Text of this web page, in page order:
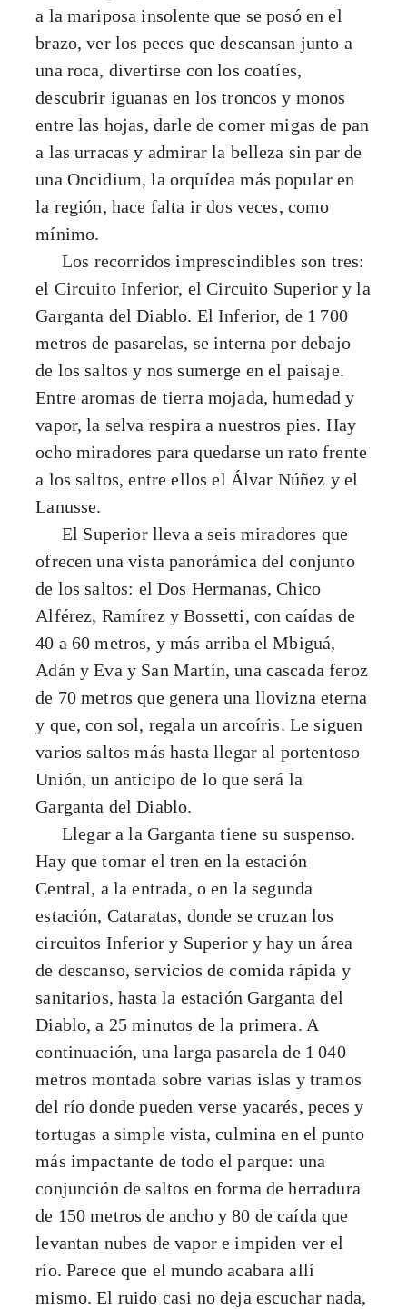
a la mariposa insolente que se posó en el
brazo, ver los peces que descansan junto a
una roca, divertirse con los coatíes,
descubrir iguanas en los troncos y monos
entre las hojas, darle de comer migas de pan
a las urracas y admirar la belleza sin par de
una Oncidium, la orquídea más popular en
la región, hace falta ir dos veces, como
mínimo.
Los recorridos imprescindibles son tres:
el Circuito Inferior, el Circuito Superior y la
Garganta del Diablo. El Inferior, de 1 700
metros de pasarelas, se interna por debajo
de los saltos y nos sumerge en el paisaje.
Entre aromas de tierra mojada, humedad y
vapor, la selva respira a nuestros pies. Hay
ocho miradores para quedarse un rato frente
a los saltos, entre ellos el Álvar Núñez y el
Lanusse.
El Superior lleva a seis miradores que
ofrecen una vista panorámica del conjunto
de los saltos: el Dos Hermanas, Chico
Alférez, Ramírez y Bossetti, con caídas de
40 a 60 metros, y más arriba el Mbiguá,
Adán y Eva y San Martín, una cascada feroz
de 70 metros que genera una llovizna eterna
y que, con sol, regala un arcoíris. Le siguen
varios saltos más hasta llegar al portentoso
Unión, un anticipo de lo que será la
Garganta del Diablo.
Llegar a la Garganta tiene su suspenso.
Hay que tomar el tren en la estación
Central, a la entrada, o en la segunda
estación, Cataratas, donde se cruzan los
circuitos Inferior y Superior y hay un área
de descanso, servicios de comida rápida y
sanitarios, hasta la estación Garganta del
Diablo, a 25 minutos de la primera. A
continuación, una larga pasarela de 1 040
metros montada sobre varias islas y tramos
del río donde pueden verse yacarés, peces y
tortugas a simple vista, culmina en el punto
más impactante de todo el parque: una
conjunción de saltos en forma de herradura
de 150 metros de ancho y 80 de caída que
levantan nubes de vapor e impiden ver el
río. Parece que el mundo acabara allí
mismo. El ruido casi no deja escuchar nada,